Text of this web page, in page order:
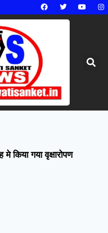
मे किया गया वृक्षारोपण